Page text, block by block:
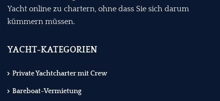
Yacht online zu chartern, ohne dass Sie sich darum
kümmern müssen.
YACHT-KATEGORIEN
Private Yachtcharter mit Crew
Bareboat-Vermietung